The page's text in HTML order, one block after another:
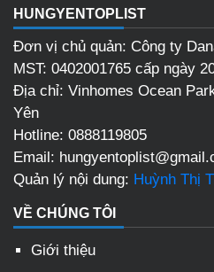
HUNGYENTOPLIST
Đơn vị chủ quản: Công ty
MST: 0402001765 cấp ngày
Địa chỉ: Vinhomes Ocean
Yên
Hotline: 0888119805
Email:
Quản lý nội dung: Huỳnh Thị
VỀ CHÚNG TÔI
Giới thiệu